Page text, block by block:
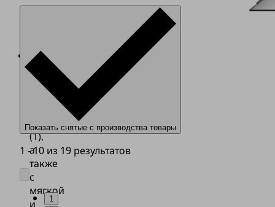
Сильфонная
присоска
SPB4f
гофра
(1),
а
также
с
мягкой
и
Показать снятые с производства товары
1 - 10 из 19 результатов
1